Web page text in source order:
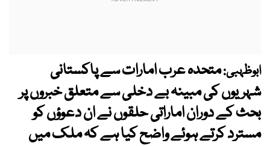
ابوظہبی:متحدہ عرب امارات سے پاکستانی
شہریوں کی مبینہ بے دخلی سے متعلق خبروں پر
بحث کے دوران اماراتی حلقوں نے ان دعوؤں کو
مسترد کرتے ہوئے واضح کیا ہے کہ ملک میں